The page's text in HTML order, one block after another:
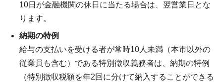
10日が金融機関の休日に当たる場合は、翌営業日とな
ります。
納期の特例
給与の支払いを受ける者が常時10人未満（本市以外の
従業員も含む）である特別徴収義務者は、納期の特例
（特別徴収税額を年2回に分けて納入することができる